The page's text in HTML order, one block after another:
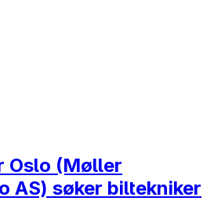
Oslo (Møller
AS) søker biltekniker